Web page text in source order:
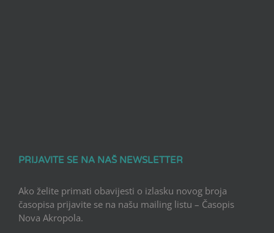
PRIJAVITE SE NA NAŠ NEWSLETTER
Ako želite primati obavijesti o izlasku novog broja
časopisa prijavite se na našu mailing listu – Časopis
Nova Akropola.